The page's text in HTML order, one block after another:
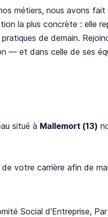
métiers, nous avons
la plus concrète : elle
de demain.
— et dans celle de ses
situé à Mallemort (13)
votre carrière afin de
Social d'Entreprise,